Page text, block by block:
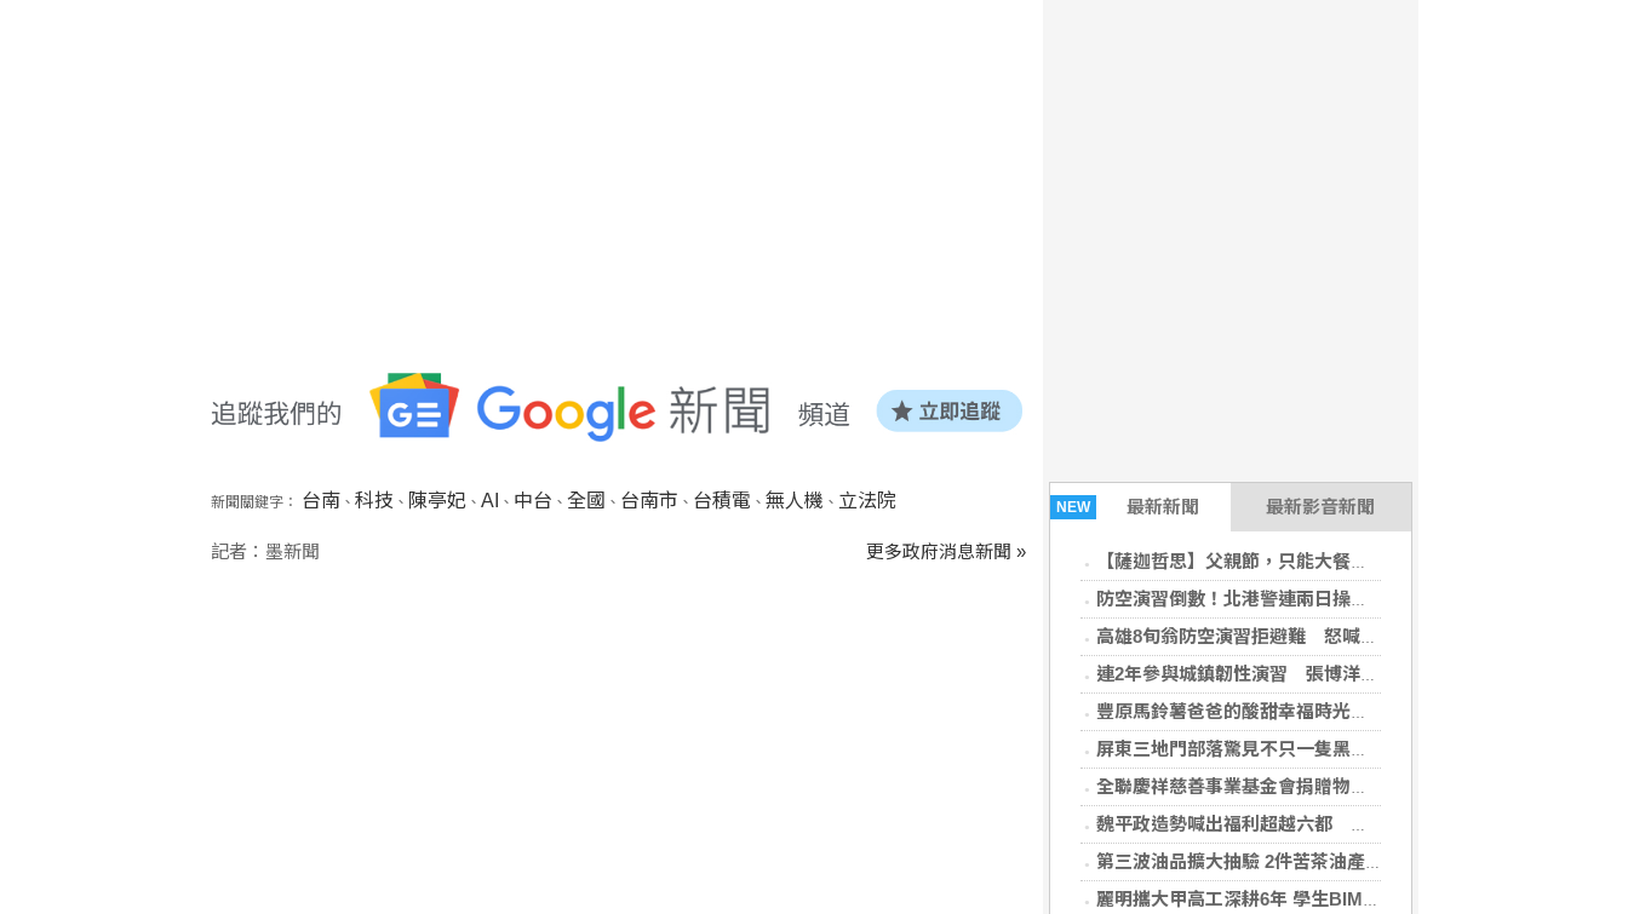
NEW 最新新聞 最新影音新聞
【薩迦哲思】父親節，只能大餐一頓嗎？不只是「付清節」更要培福積德
防空演習倒數！北港警連兩日操演 未配合最高罰15萬元
高雄8旬翁防空演習拒避難 怒喊「路不是警察的」遭帶回法辦 最高恐挨罰15萬元
連2年參與城鎮韌性演習 張博洋提這建言
豐原馬鈴薯爸爸的酸甜幸福時光 親子攜手認識在地農業
屏東三地門部落驚見不只一隻黑熊出沒 林保署證實留下新鮮排遺與爪痕
全聯慶祥慈善事業基金會捐贈物資 張善政：讓愛心觸及更多需要的市民
魏平政造勢喊出福利超越六都 推薦同志介紹會泛藍基層實力再度凝聚
第三波油品擴大抽驗 2件苦茶油產品苯駢芘超標 前已要求預防性下架
麗明攜大甲高工深耕6年 學生BIM奪金創佳績
新聞關鍵字： 台南 、 科技 、 陳亭妃、 AI 、 中台 、 全國 、 台南市 、 台積電 、 無人機 、 立法院
記者：墨新聞 更多政府消息新聞 »